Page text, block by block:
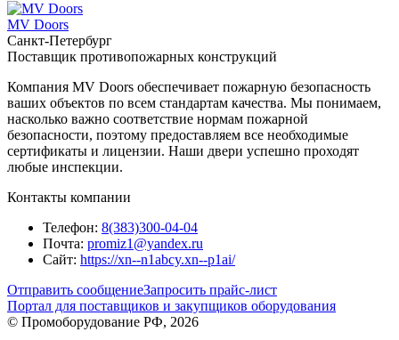
MV Doors
Санкт-Петербург
Поставщик противопожарных конструкций
Компания MV Doors обеспечивает пожарную безопасность
ваших объектов по всем стандартам качества. Мы понимаем,
насколько важно соответствие нормам пожарной
безопасности, поэтому предоставляем все необходимые
сертификаты и лицензии. Наши двери успешно проходят
любые инспекции.
Контакты компании
Телефон: 8(383)300-04-04
Почта: promiz1@yandex.ru
Сайт: https://xn--n1abcy.xn--p1ai/
Отправить сообщениеЗапросить прайс-лист
Портал для поставщиков и закупщиков оборудования
© Промоборудование РФ, 2026